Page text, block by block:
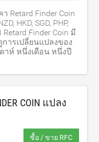
Retard Finder Coin
HKD, SGD, PHP,
Retard Finder Coin มี
การเปลี่ยนแปลงของ
าห์ หนึ่งเดือน หนึ่งปี
COIN แปลง
ซื้อ / ขาย RFC